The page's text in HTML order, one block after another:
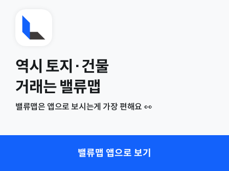
역시 토지·건물
거래는 밸류맵
밸류맵은 앱으로 보시는게 가장 편해요 👀
밸류맵 앱으로 보기